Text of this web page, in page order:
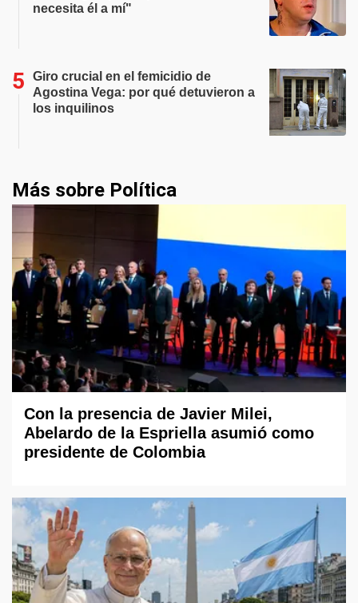
necesita él a mí"
Giro crucial en el femicidio de
Agostina Vega: por qué detuvieron a
los inquilinos
Más sobre Política
Con la presencia de Javier Milei,
Abelardo de la Espriella asumió como
presidente de Colombia